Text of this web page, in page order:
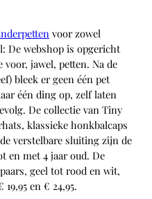
voor zowel
De webshop is opgericht
jawel, petten. Na de
bleek er geen één pet
één ding op, zelf laten
De collectie van Tiny
klassieke honkbalcaps
verstelbare sluiting zijn de
en met 4 jaar oud. De
geel tot rood en wit,
en € 24,95.